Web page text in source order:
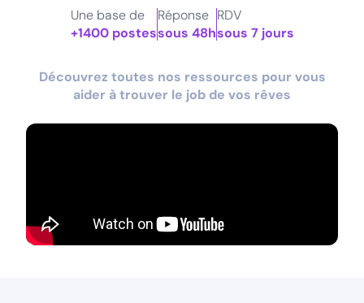
Une base de
+1400 postes
Réponse
sous 48h
RDV
sous 7 jours
Découvrez toutes nos ressources pour vous
aider à trouver le job de vos rêves